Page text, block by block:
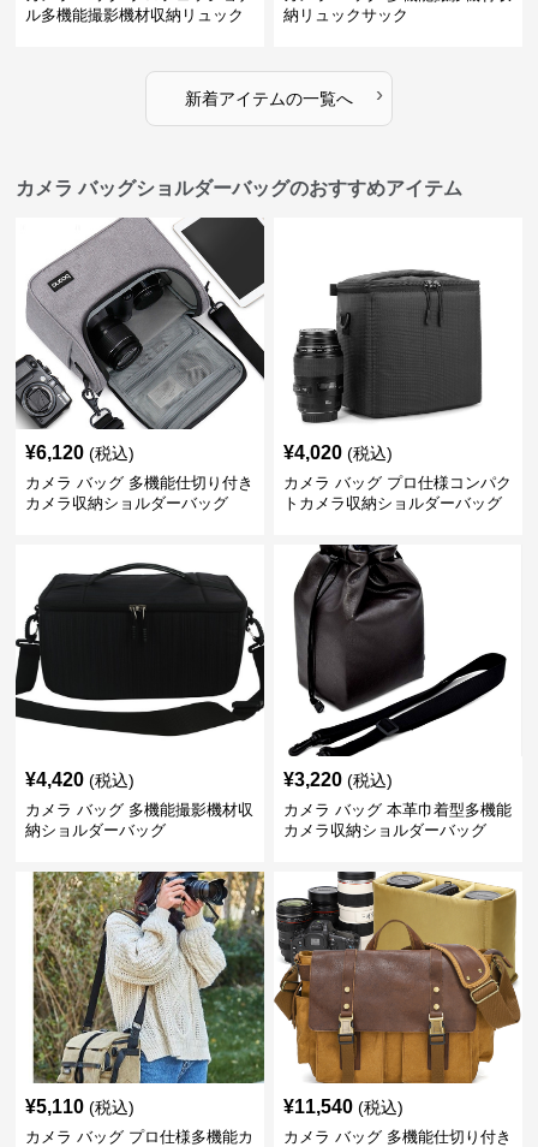
ル多機能撮影機材収納リュック
納リュックサック
新着アイテムの一覧へ ›
カメラ バッグショルダーバッグのおすすめアイテム
¥6,120 (税込)
カメラ バッグ 多機能仕切り付き
カメラ収納ショルダーバッグ
¥4,020 (税込)
カメラ バッグ プロ仕様コンパク
トカメラ収納ショルダーバッグ
¥4,420 (税込)
カメラ バッグ 多機能撮影機材収
納ショルダーバッグ
¥3,220 (税込)
カメラ バッグ 本革巾着型多機能
カメラ収納ショルダーバッグ
¥5,110 (税込)
カメラ バッグ プロ仕様多機能カ
¥11,540 (税込)
カメラ バッグ 多機能仕切り付き